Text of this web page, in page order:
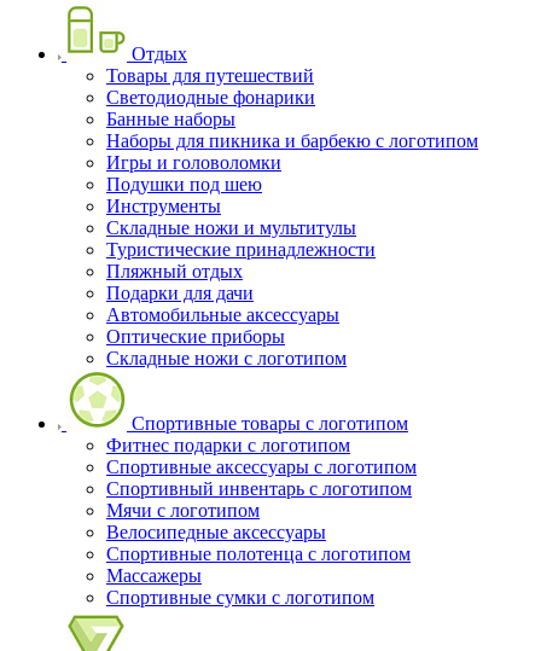
Отдых
Товары для путешествий
Светодиодные фонарики
Банные наборы
Наборы для пикника и барбекю с логотипом
Игры и головоломки
Подушки под шею
Инструменты
Складные ножи и мультитулы
Туристические принадлежности
Пляжный отдых
Подарки для дачи
Автомобильные аксессуары
Оптические приборы
Складные ножи с логотипом
Спортивные товары с логотипом
Фитнес подарки с логотипом
Спортивные аксессуары с логотипом
Спортивный инвентарь с логотипом
Мячи с логотипом
Велосипедные аксессуары
Спортивные полотенца с логотипом
Массажеры
Спортивные сумки с логотипом